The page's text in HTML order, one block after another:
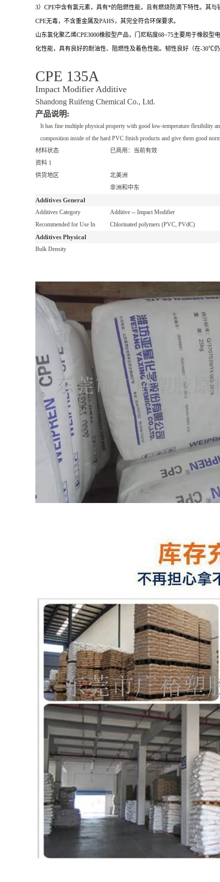
3）CPE中含有氯元素，具有*的阻燃性能，且有燃烧防滴下特性。其
CPE无毒，不含重金属及PAHS，其完全符合环保要求。
山东氯化聚乙烯CPE3000橡胶型产品，门尼粘度68~75主要用于橡胶
化性能，具有良好的耐油性、阻燃性及着色性能。韧性良好（在-30℃
CPE 135A
Impact Modifier Additive
Shandong Ruifeng Chemical Co., Ltd.
产品说明:
It has fine multiple physical property with good low-temperature flexibility
composition inside of the hard PVC finish products and give them good
材料状态
已商用：当前有效
资料 1
供货地区
北美洲
非洲和中东
Additives General
Additives Category
Additive -- Impact Modifier
Recommended for Use In
Chlorinated polymers (PVC, PVdC)
Additives Physical
Bulk Density